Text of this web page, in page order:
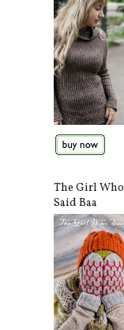
The Girl Who
Said Baa